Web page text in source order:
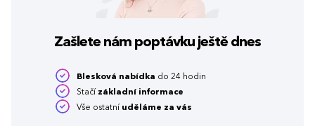
Zašlete nám poptávku ještě dnes
Blesková nabídka do 24 hodin
Stačí základní informace
Vše ostatní uděláme za vás